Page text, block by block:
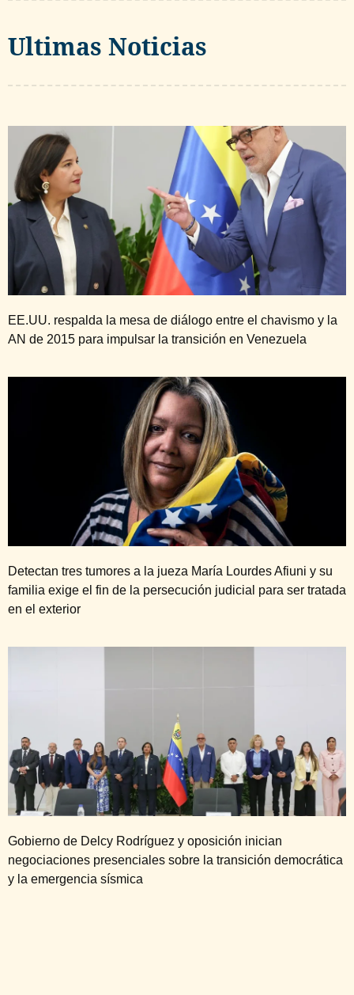
Ultimas Noticias
EE.UU. respalda la mesa de diálogo entre el chavismo y la
AN de 2015 para impulsar la transición en Venezuela
Detectan tres tumores a la jueza María Lourdes Afiuni y su
familia exige el fin de la persecución judicial para ser tratada
en el exterior
Gobierno de Delcy Rodríguez y oposición inician
negociaciones presenciales sobre la transición democrática
y la emergencia sísmica